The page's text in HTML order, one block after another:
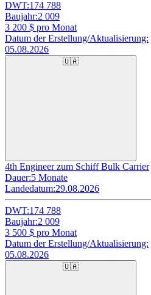
DWT:174 788
Baujahr:2 009
3 200 $ pro Monat
Datum der Erstellung/Aktualisierung:
05.08.2026
🇺🇦
4th Engineer zum Schiff Bulk Carrier
Dauer:5 Monate
Landedatum:29.08.2026
DWT:174 788
Baujahr:2 009
3 500 $ pro Monat
Datum der Erstellung/Aktualisierung:
05.08.2026
🇺🇦